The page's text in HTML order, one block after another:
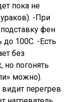
пока не
-При
фен
до 100С. -Есть
без
но погонять
можно).
видит перегрев